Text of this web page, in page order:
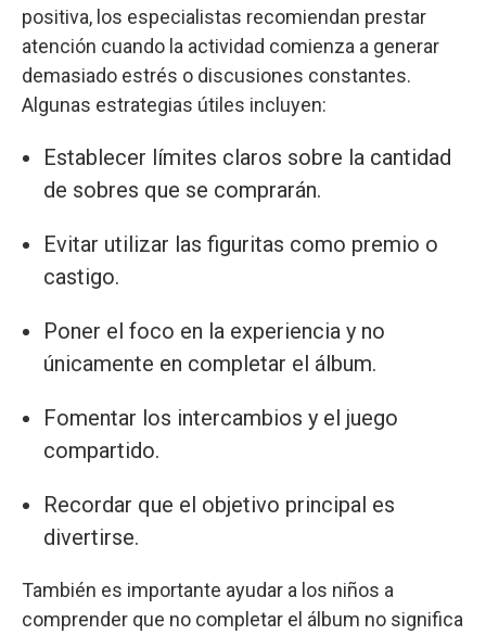
positiva, los especialistas recomiendan prestar
atención cuando la actividad comienza a generar
demasiado estrés o discusiones constantes.
Algunas estrategias útiles incluyen:
Establecer límites claros sobre la cantidad
de sobres que se comprarán.
Evitar utilizar las figuritas como premio o
castigo.
Poner el foco en la experiencia y no
únicamente en completar el álbum.
Fomentar los intercambios y el juego
compartido.
Recordar que el objetivo principal es
divertirse.
También es importante ayudar a los niños a
comprender que no completar el álbum no significa